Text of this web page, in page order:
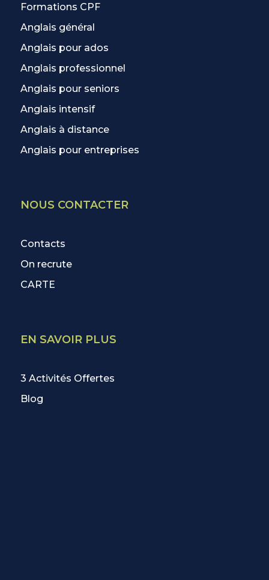
Formations CPF
Anglais général
Anglais pour ados
Anglais professionnel
Anglais pour seniors
Anglais intensif
Anglais à distance
Anglais pour entreprises
NOUS CONTACTER
Contacts
On recrute
CARTE
EN SAVOIR PLUS
3 Activités Offertes
Blog